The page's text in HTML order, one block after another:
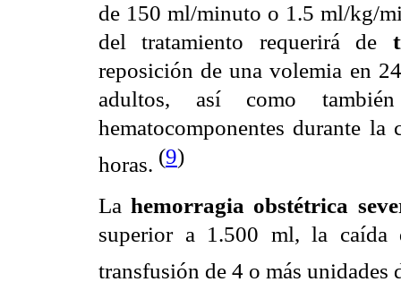
de 150 ml/minuto o 1.5 ml/kg/
del tratamiento requerirá de
reposición de una volemia en
adultos, así como
hematocomponentes durante
horas. (9)
Lahemorragia obstétrica
superior a 1.500 ml, la
transfusión de 4 o más unidades